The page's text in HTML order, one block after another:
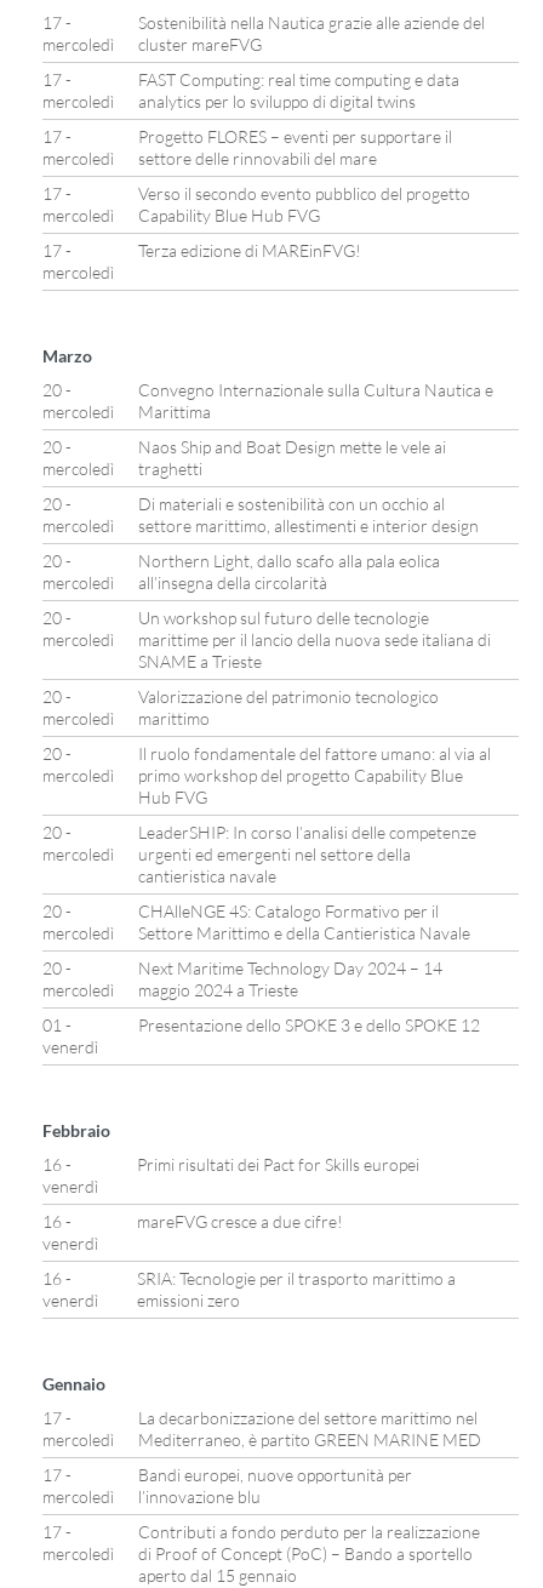
17 -
mercoledì
Sostenibilità nella Nautica grazie alle aziende del
cluster mareFVG
17 -
mercoledì
FAST Computing: real time computing e data
analytics per lo sviluppo di digital twins
17 -
mercoledì
Progetto FLORES – eventi per supportare il
settore delle rinnovabili del mare
17 -
mercoledì
Verso il secondo evento pubblico del progetto
Capability Blue Hub FVG
17 -
mercoledì
Terza edizione di MAREinFVG!
Marzo
20 -
mercoledì
Convegno Internazionale sulla Cultura Nautica e
Marittima
20 -
mercoledì
Naos Ship and Boat Design mette le vele ai
traghetti
20 -
mercoledì
Di materiali e sostenibilità con un occhio al
settore marittimo, allestimenti e interior design
20 -
mercoledì
Northern Light, dallo scafo alla pala eolica
all’insegna della circolarità
20 -
mercoledì
Un workshop sul futuro delle tecnologie
marittime per il lancio della nuova sede italiana di
SNAME a Trieste
20 -
mercoledì
Valorizzazione del patrimonio tecnologico
marittimo
20 -
mercoledì
Il ruolo fondamentale del fattore umano: al via al
primo workshop del progetto Capability Blue
Hub FVG
20 -
mercoledì
LeaderSHIP: In corso l’analisi delle competenze
urgenti ed emergenti nel settore della
cantieristica navale
20 -
mercoledì
CHAlleNGE 4S: Catalogo Formativo per il
Settore Marittimo e della Cantieristica Navale
20 -
mercoledì
Next Maritime Technology Day 2024 – 14
maggio 2024 a Trieste
01 -
venerdì
Presentazione dello SPOKE 3 e dello SPOKE 12
Febbraio
16 -
venerdì
Primi risultati dei Pact for Skills europei
16 -
venerdì
mareFVG cresce a due cifre!
16 -
venerdì
SRIA: Tecnologie per il trasporto marittimo a
emissioni zero
Gennaio
17 -
mercoledì
La decarbonizzazione del settore marittimo nel
Mediterraneo, è partito GREEN MARINE MED
17 -
mercoledì
Bandi europei, nuove opportunità per
l’innovazione blu
17 -
mercoledì
Contributi a fondo perduto per la realizzazione
di Proof of Concept (PoC) – Bando a sportello
aperto dal 15 gennaio